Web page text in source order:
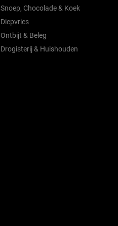
Snoep, Chocolade & Koek
Diepvries
Ontbijt & Beleg
Drogisterij & Huishouden